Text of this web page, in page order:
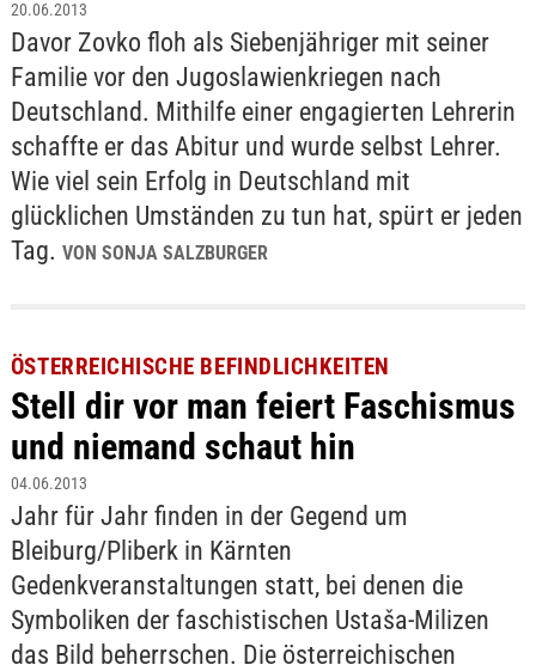
20.06.2013
Davor Zovko floh als Siebenjähriger mit seiner
Familie vor den Jugoslawienkriegen nach
Deutschland. Mithilfe einer engagierten Lehrerin
schaffte er das Abitur und wurde selbst Lehrer.
Wie viel sein Erfolg in Deutschland mit
glücklichen Umständen zu tun hat, spürt er jeden
Tag. VON SONJA SALZBURGER
ÖSTERREICHISCHE BEFINDLICHKEITEN
Stell dir vor man feiert Faschismus
und niemand schaut hin
04.06.2013
Jahr für Jahr finden in der Gegend um
Bleiburg/Pliberk in Kärnten
Gedenkveranstaltungen statt, bei denen die
Symboliken der faschistischen Ustaša-Milizen
das Bild beherrschen. Die österreichischen